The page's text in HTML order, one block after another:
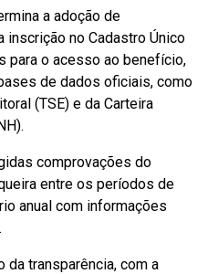
a adoção de
no Cadastro Único
para o acesso ao benefício,
de dados oficiais, como
(TSE) e da Carteira
comprovações do
entre os períodos de
anual com informações
da transparência, com a